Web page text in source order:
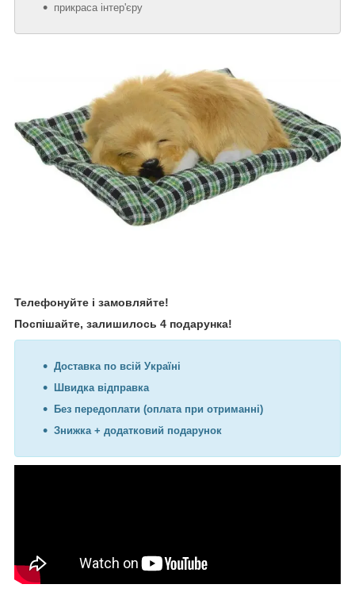
прикраса інтер'єру
Телефонуйте і замовляйте!
Поспішайте, залишилось 4 подарунка!
Доставка по всій Україні
Швидка відправка
Без передоплати (оплата при отриманні)
Знижка + додатковий подарунок